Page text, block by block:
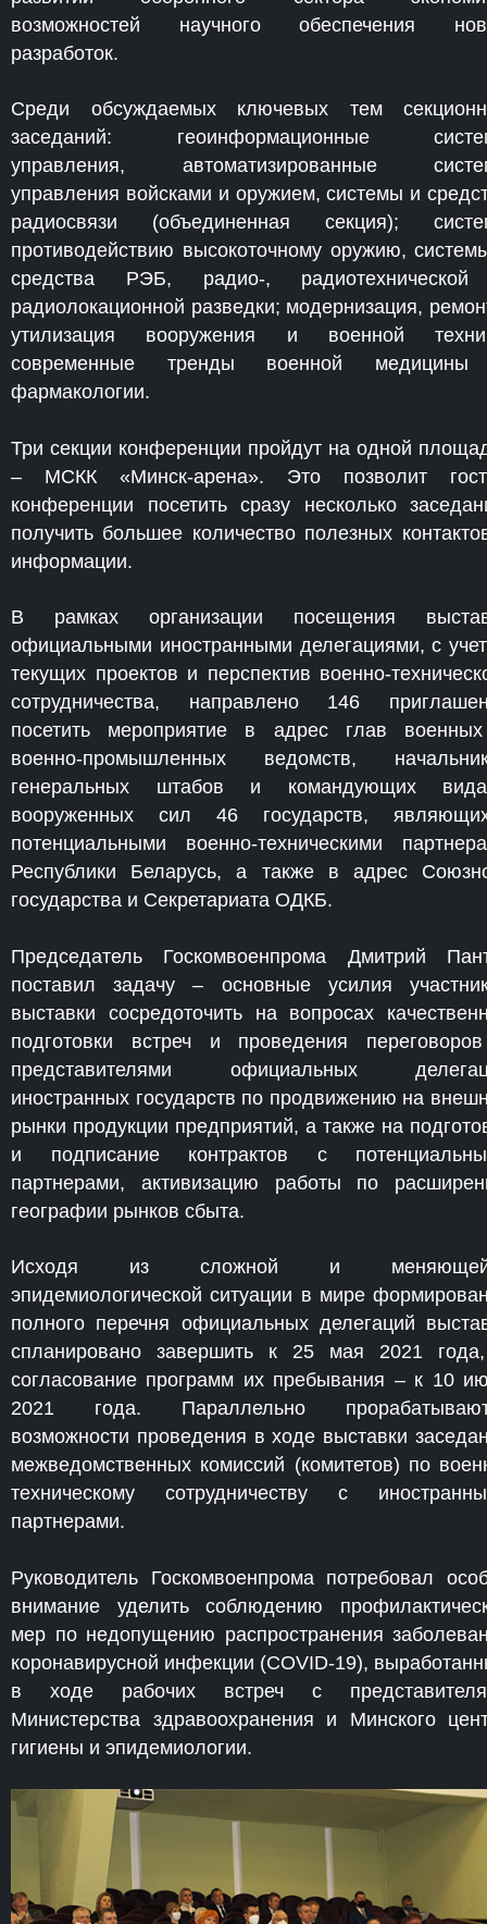
возможностей научного обеспечения
разработок.
Среди обсуждаемых ключевых тем
заседаний: геоинформационные
управления, автоматизированные
управления войсками и оружием, системы и
радиосвязи (объединенная секция);
противодействию высокоточному оружию,
средства РЭБ, радио-,
радиолокационной разведки; модернизация,
утилизация вооружения и военной
современные тренды военной
фармакологии.
Три секции конференции пройдут на одной
– МСКК «Минск-арена». Это позволит
конференции посетить сразу несколько
получить большее количество полезных
информации.
В рамках организации посещения
официальными иностранными делегациями, с
текущих проектов и перспектив военно-
сотрудничества, направлено 146
посетить мероприятие в адрес глав
военно-промышленных ведомств,
генеральных штабов и командующих
вооруженных сил 46 государств,
потенциальными военно-техническими
Республики Беларусь, а также в адрес
государства и Секретариата ОДКБ.
Председатель Госкомвоенпрома Дмитрий
поставил задачу – основные усилия
выставки сосредоточить на вопросах
подготовки встреч и проведения
представителями официальных
иностранных государств по продвижению на
рынки продукции предприятий, а также на
и подписание контрактов с
партнерами, активизацию работы по
географии рынков сбыта.
Исходя из сложной и
эпидемиологической ситуации в мире
полного перечня официальных делегаций
спланировано завершить к 25 мая 2021
согласование программ их пребывания – к 10
2021 года. Параллельно
возможности проведения в ходе выставки
межведомственных комиссий (комитетов) по
техническому сотрудничеству с
партнерами.
Руководитель Госкомвоенпрома потребовал
внимание уделить соблюдению
мер по недопущению распространения
коронавирусной инфекции (COVID-19),
в ходе рабочих встреч с
Министерства здравоохранения и Минского
гигиены и эпидемиологии.